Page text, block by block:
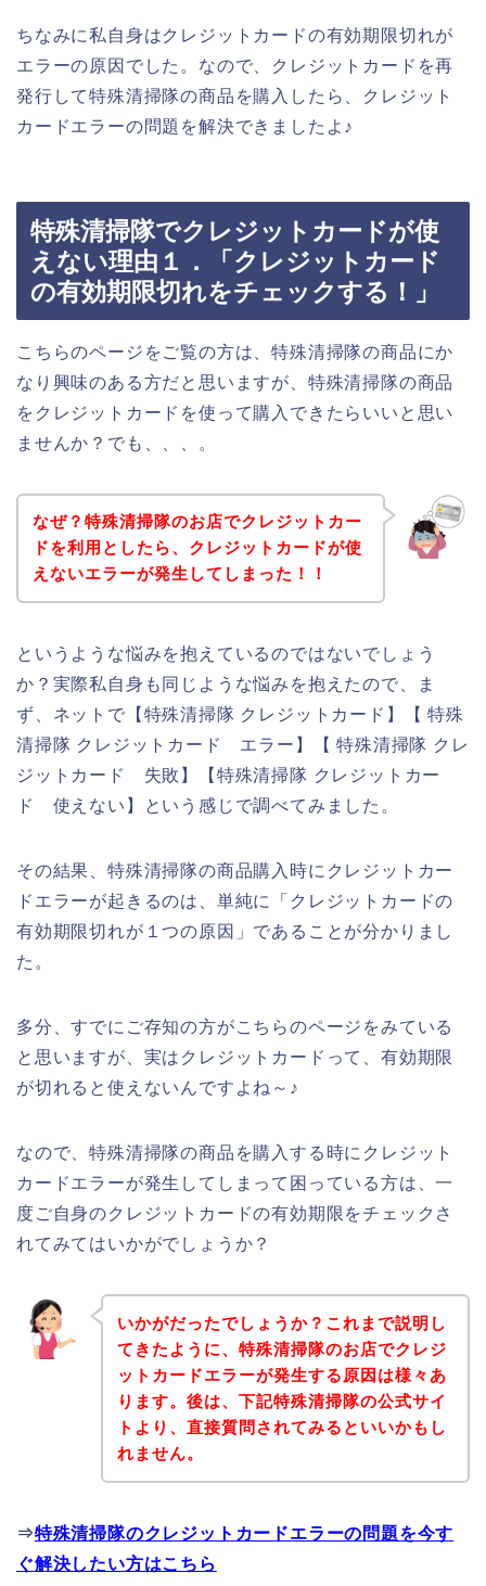
ちなみに私自身はクレジットカードの有効期限切れが
エラーの原因でした。なので、クレジットカードを再
発行して特殊清掃隊の商品を購入したら、クレジット
カードエラーの問題を解決できましたよ♪
特殊清掃隊でクレジットカードが使
えない理由１．「クレジットカード
の有効期限切れをチェックする！」
こちらのページをご覧の方は、特殊清掃隊の商品にか
なり興味のある方だと思いますが、特殊清掃隊の商品
をクレジットカードを使って購入できたらいいと思い
ませんか？でも、、、。
なぜ？特殊清掃隊のお店でクレジットカー
ドを利用としたら、クレジットカードが使
えないエラーが発生してしまった！！
というような悩みを抱えているのではないでしょう
か？実際私自身も同じような悩みを抱えたので、ま
ず、ネットで【特殊清掃隊 クレジットカード】【 特殊
清掃隊 クレジットカード エラー】【 特殊清掃隊 クレ
ジットカード 失敗】【特殊清掃隊 クレジットカー
ド 使えない】という感じで調べてみました。
その結果、特殊清掃隊の商品購入時にクレジットカー
ドエラーが起きるのは、単純に「クレジットカードの
有効期限切れが１つの原因」であることが分かりまし
た。
多分、すでにご存知の方がこちらのページをみている
と思いますが、実はクレジットカードって、有効期限
が切れると使えないんですよね～♪
なので、特殊清掃隊の商品を購入する時にクレジット
カードエラーが発生してしまって困っている方は、一
度ご自身のクレジットカードの有効期限をチェックさ
れてみてはいかがでしょうか？
いかがだったでしょうか？これまで説明し
てきたように、特殊清掃隊のお店でクレジ
ットカードエラーが発生する原因は様々あ
ります。後は、下記特殊清掃隊の公式サイ
トより、直接質問されてみるといいかもし
れません。
⇒特殊清掃隊のクレジットカードエラーの問題を今す
ぐ解決したい方はこちら